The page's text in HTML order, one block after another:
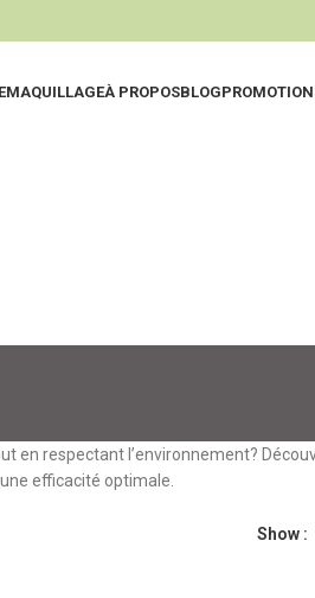
MAQUILLAGEÀ PROPOSBLOG
en respectant l’environnement?
efficacité optimale.
Show